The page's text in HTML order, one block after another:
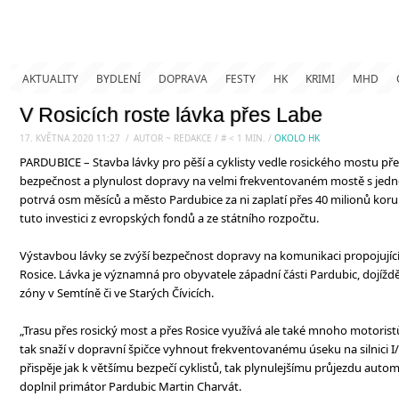
AKTUALITY BYDLENÍ DOPRAVA FESTY HK KRIMI MHD
V Rosicích roste lávka přes Labe
17. KVĚTNA 2020 11:27 / AUTOR ~ REDAKCE / # < 1 MIN. / OKOLO HK
PARDUBICE – Stavba lávky pro pěší a cyklisty vedle rosického mostu
bezpečnost a plynulost dopravy na velmi frekventovaném mostě s
potrvá osm měsíců a město Pardubice za ni zaplatí přes 40 milionů
tuto investici z evropských fondů a ze státního rozpočtu.
Výstavbou lávky se zvýší bezpečnost dopravy na komunikaci
Rosice. Lávka je významná pro obyvatele západní části Pardubic,
zóny v Semtíně či ve Starých Čívicích.
„Trasu přes rosický most a přes Rosice využívá ale také mnoho
tak snaží v dopravní špičce vyhnout frekventovanému úseku na silnici
přispěje jak k většímu bezpečí cyklistů, tak plynulejšímu průjezdu
doplnil primátor Pardubic Martin Charvát.